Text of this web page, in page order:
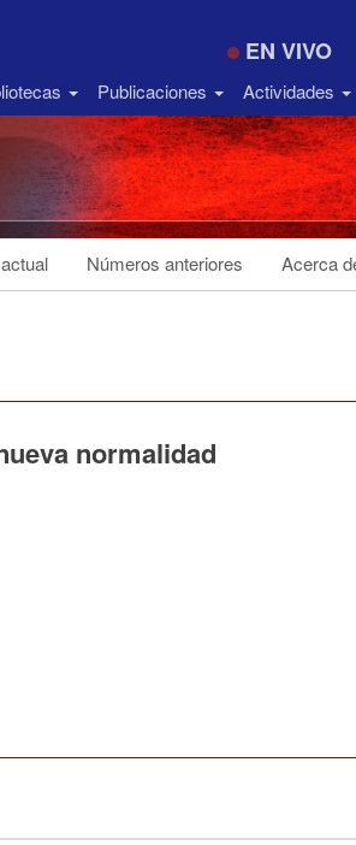
EN VIVO
Publicaciones Actividades
Números anteriores Acerca
normalidad